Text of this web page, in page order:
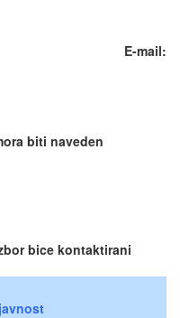
771 E-mail:
biti naveden
bice kontaktirani